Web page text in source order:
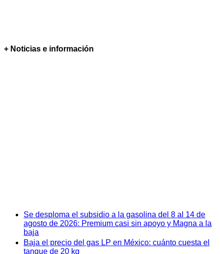
+ Noticias e información
Se desploma el subsidio a la gasolina del 8 al 14 de
agosto de 2026: Premium casi sin apoyo y Magna a la
baja
Baja el precio del gas LP en México: cuánto cuesta el
tanque de 20 kg